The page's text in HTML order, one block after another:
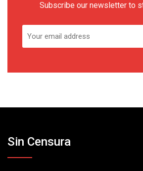
Subscribe our newsletter to
Sin Censura